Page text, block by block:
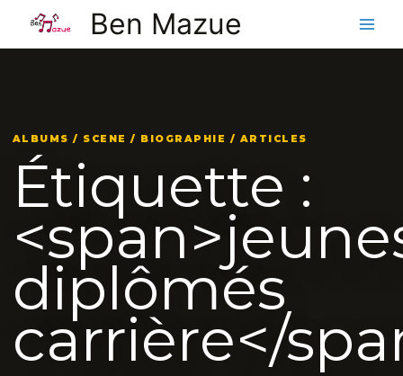
contenu
Ben Mazue
ALBUMS / SCENE / BIOGRAPHIE / ARTICLES
Étiquette :
diplômés
carrière</